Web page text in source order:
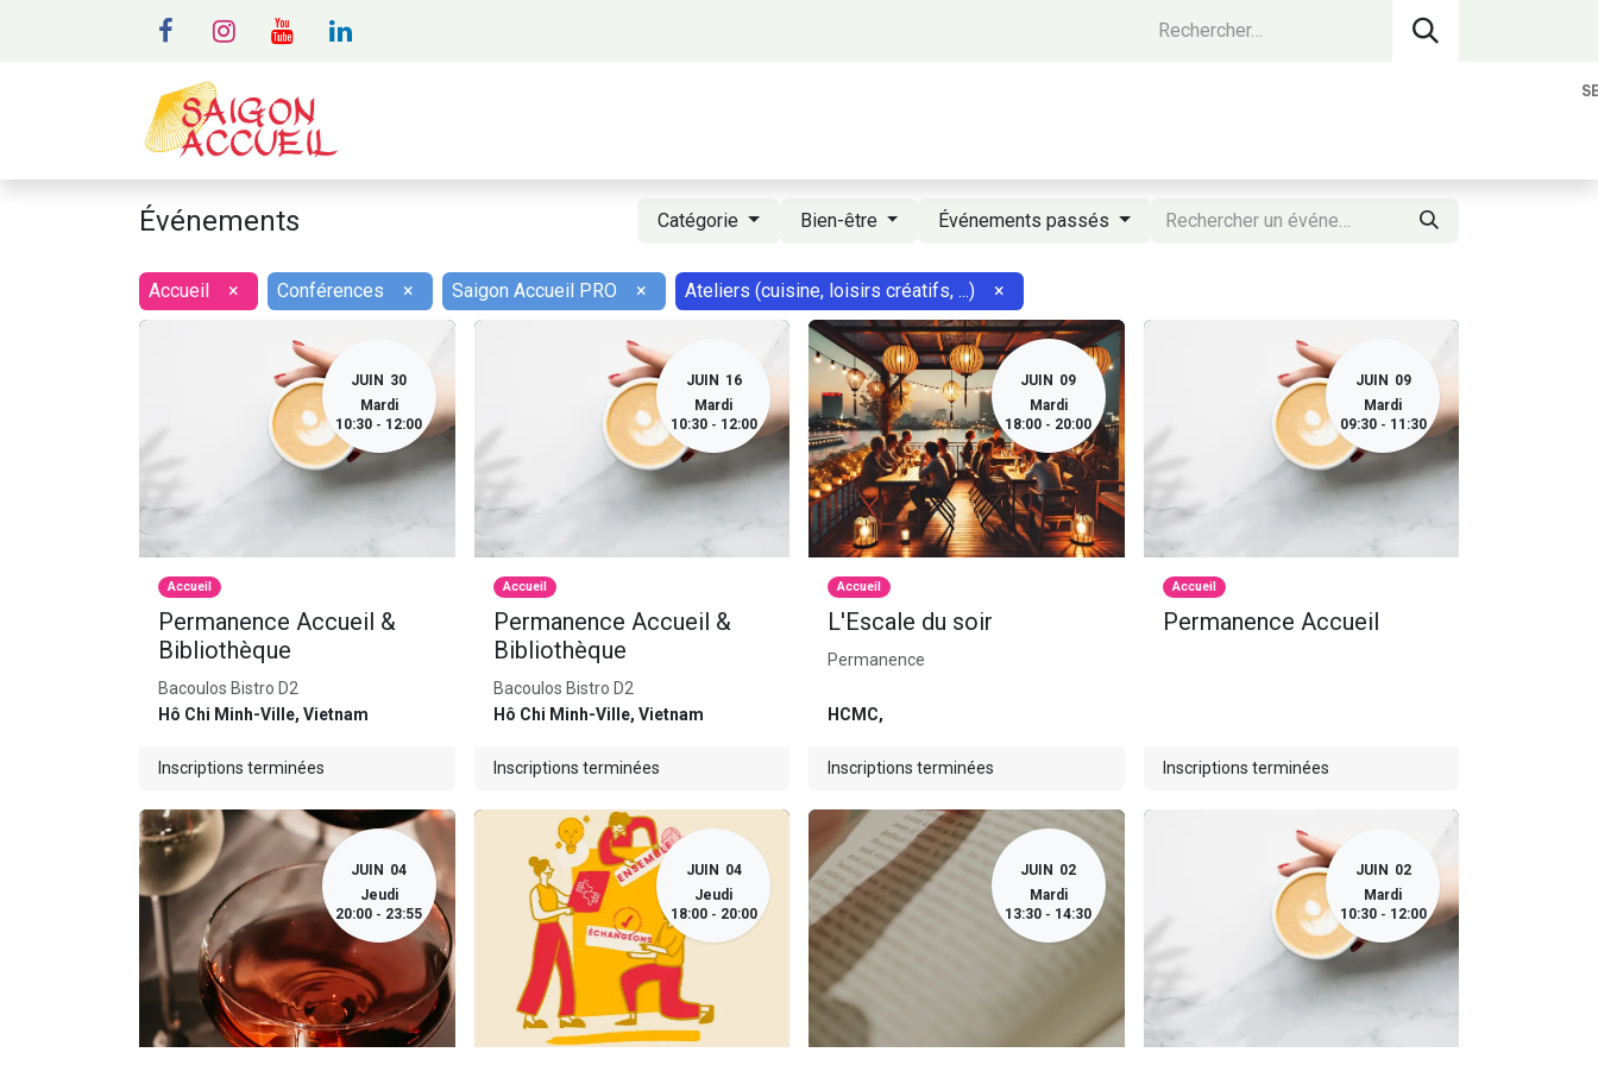
Événements Catégorie Bien-être Événements passés
Accueil × Conférences × Saigon Accueil PRO × Ateliers (cuisine, loisirs créatifs, ...) ×
JUIN 30
Mardi
10:30 - 12:00
Accueil
Permanence Accueil &
Bibliothèque
Bacoulos Bistro D2
Hô Chi Minh-Ville, Vietnam
Inscriptions terminées
JUIN 16
Mardi
10:30 - 12:00
Accueil
Permanence Accueil &
Bibliothèque
Bacoulos Bistro D2
Hô Chi Minh-Ville, Vietnam
Inscriptions terminées
JUIN 09
Mardi
18:00 - 20:00
Accueil
L'Escale du soir
Permanence
HCMC,
Inscriptions terminées
JUIN 09
Mardi
09:30 - 11:30
Accueil
Permanence Accueil
Inscriptions terminées
JUIN 04
Jeudi
20:00 - 23:55
JUIN 04
Jeudi
18:00 - 20:00
JUIN 02
Mardi
13:30 - 14:30
JUIN 02
Mardi
10:30 - 12:00